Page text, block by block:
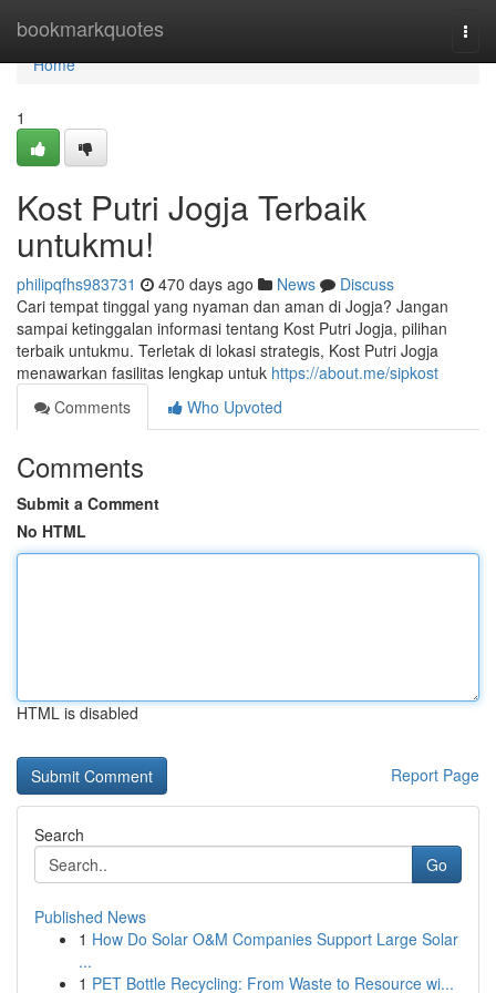
bookmarkquotes
Home
Home
1
Kost Putri Jogja Terbaik
untukmu!
philipqfhs983731 470 days ago News
Discuss
Cari tempat tinggal yang nyaman dan aman di Jogja? Jangan
sampai ketinggalan informasi tentang Kost Putri Jogja, pilihan
terbaik untukmu. Terletak di lokasi strategis, Kost Putri Jogja
menawarkan fasilitas lengkap untuk https://about.me/sipkost
Comments
Who Upvoted
Comments
Submit a Comment
No HTML
HTML is disabled
Report Page
Search
Go
Published News
1 How Do Solar O&M Companies Support Large Solar
...
1 PET Bottle Recycling: From Waste to Resource wi...